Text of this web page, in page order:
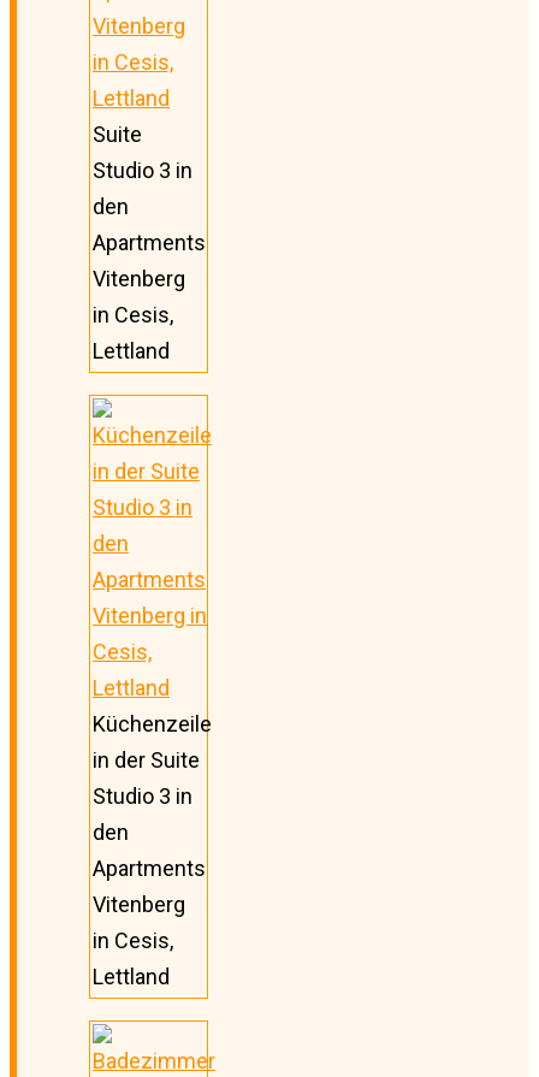
Suite
Studio 3 in
den
Apartments
Vitenberg
in Cesis,
Lettland
Küchenzeile
in der Suite
Studio 3 in
den
Apartments
Vitenberg
in Cesis,
Lettland